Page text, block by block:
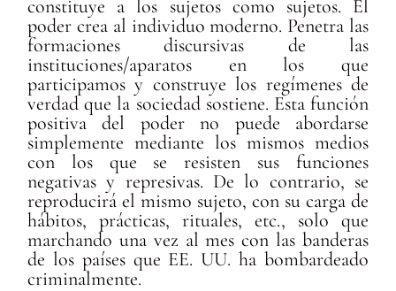
constituye a los sujetos como sujetos. El
poder crea al individuo moderno. Penetra las
formaciones discursivas de las
instituciones/aparatos en los que
participamos y construye los regímenes de
verdad que la sociedad sostiene. Esta función
positiva del poder no puede abordarse
simplemente mediante los mismos medios
con los que se resisten sus funciones
negativas y represivas. De lo contrario, se
reproducirá el mismo sujeto, con su carga de
hábitos, prácticas, rituales, etc., solo que
marchando una vez al mes con las banderas
de los países que EE. UU. ha bombardeado
criminalmente.